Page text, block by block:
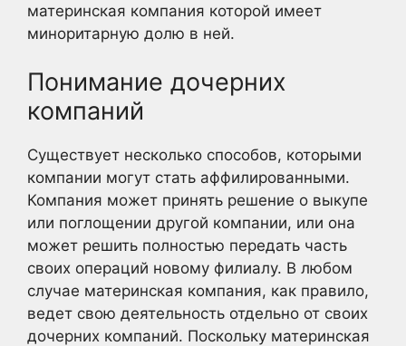
материнская компания которой имеет
миноритарную долю в ней.
Понимание дочерних
компаний
Существует несколько способов, которыми
компании могут стать аффилированными.
Компания может принять решение о выкупе
или поглощении другой компании, или она
может решить полностью передать часть
своих операций новому филиалу. В любом
случае материнская компания, как правило,
ведет свою деятельность отдельно от своих
дочерних компаний. Поскольку материнская